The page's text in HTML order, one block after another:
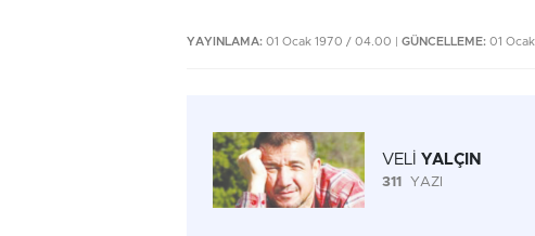
YAYINLAMA: 01 Ocak 1970 / 04.00 | GÜNCELLEME: 01
VELİ YALÇIN
311 YAZI